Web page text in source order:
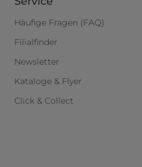
Häufige Fragen (FAQ)
Filialfinder
Newsletter
Kataloge & Flyer
Click & Collect